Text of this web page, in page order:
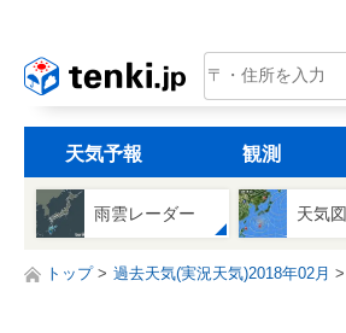
tenki.jp
天気予報 観測
雨雲レーダー 天気図
トップ 過去天気(実況天気)2018年02月